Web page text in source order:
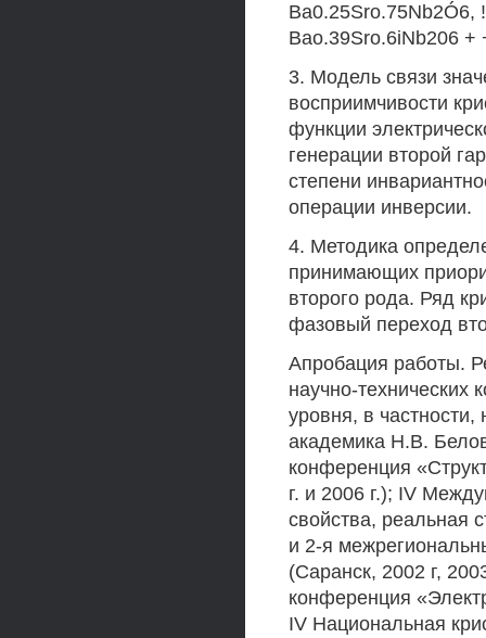
Ba0.25Sro.75Nb2Ó6,
Bao.39Sro.6iNb206 +
3. Модель связи
восприимчивости
функции
генерации второй
степени
операции инверсии.
4. Методика
принимающих
второго рода. Ряд
фазовый переход
Апробация работы.
научно-технических
уровня, в
академика Н.В.
конференция
г. и 2006 г.); IV
свойства, реальная
и 2-я
(Саранск, 2002 г,
конференция
IV Национальная